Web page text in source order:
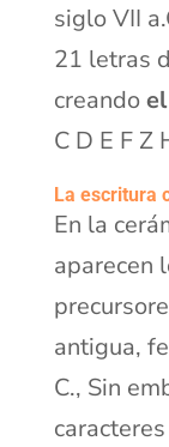
siglo VII
21 letras
creando
C D E F Z
La escritura
En la
aparecen
antigua,
C., Sin